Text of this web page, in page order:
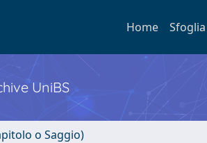
Home Sfoglia
UniBS
o Saggio)